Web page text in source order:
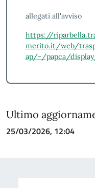
Ulteriori informazioni
allegati all'avviso
https://
merito.it/web/
ap/-/papca/
Ultimo
25/03/2026, 12:04